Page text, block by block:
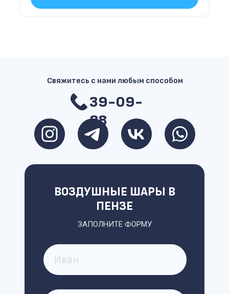
39-09-
88
ЗАПОЛНИТЕ ФОРМУ
ВОЗДУШНЫЕ ШАРЫ В
ПЕНЗЕ
Свяжитесь с нами любым способом